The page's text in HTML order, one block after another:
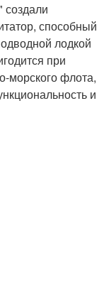
способный
лодкой
при
морского флота,
и